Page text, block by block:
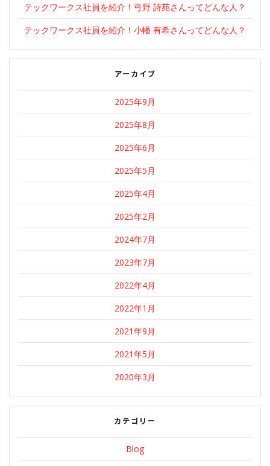
テックワークス社員を紹介！弓野 詩苑さんってどんな人？
テックワークス社員を紹介！小幡 有希さんってどんな人？
アーカイブ
2025年9月
2025年8月
2025年6月
2025年5月
2025年4月
2025年2月
2024年7月
2023年7月
2022年4月
2022年1月
2021年9月
2021年5月
2020年3月
カテゴリー
Blog